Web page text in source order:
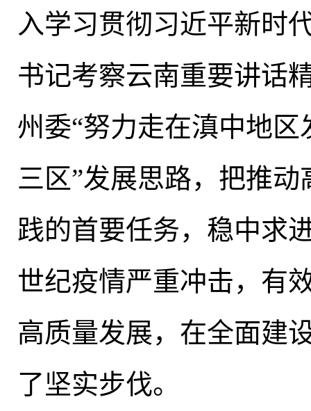
入学习贯彻习近平新时
书记考察云南重要讲话
州委“努力走在滇中地区
三区”发展思路，把推
践的首要任务， 稳中求
世纪疫情严重冲击， 有
高质量发展， 在全面建
了坚实步伐。